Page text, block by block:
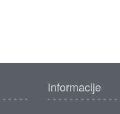
Informacije